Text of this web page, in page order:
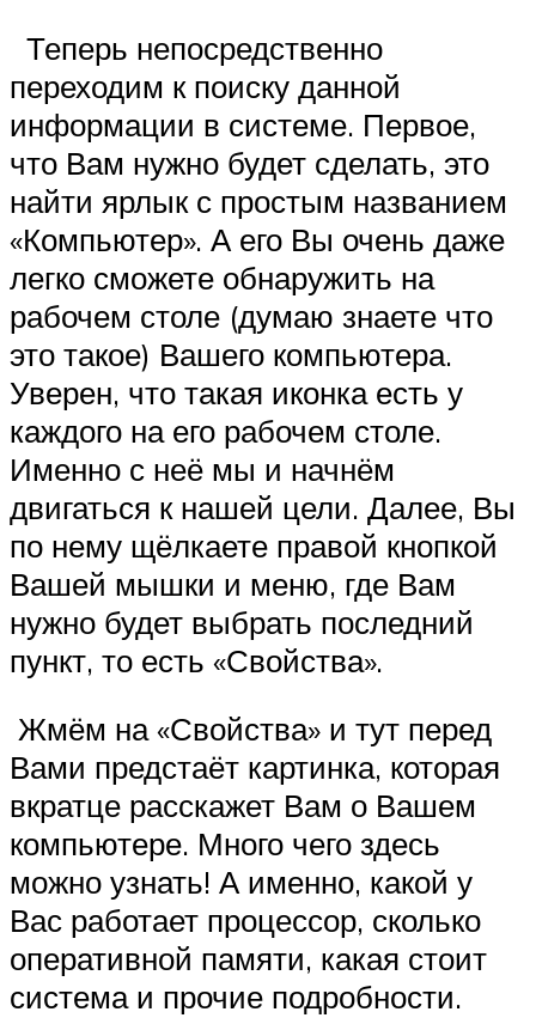
Теперь непосредственно
переходим к поиску данной
информации в системе. Первое,
что Вам нужно будет сделать, это
найти ярлык с простым названием
«Компьютер». А его Вы очень даже
легко сможете обнаружить на
рабочем столе (думаю знаете что
это такое) Вашего компьютера.
Уверен, что такая иконка есть у
каждого на его рабочем столе.
Именно с неё мы и начнём
двигаться к нашей цели. Далее, Вы
по нему щёлкаете правой кнопкой
Вашей мышки и меню, где Вам
нужно будет выбрать последний
пункт, то есть «Свойства».
Жмём на «Свойства» и тут перед
Вами предстаёт картинка, которая
вкратце расскажет Вам о Вашем
компьютере. Много чего здесь
можно узнать! А именно, какой у
Вас работает процессор, сколько
оперативной памяти, какая стоит
система и прочие подробности.